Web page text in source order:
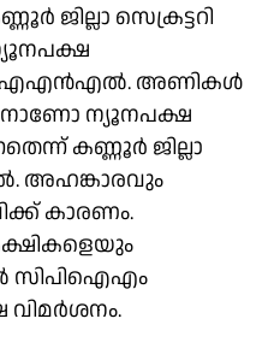
ജില്ലാ സെക്രട്ടറി
ഐഎന്‍എല്‍. അണികള്‍
ന്യൂനപക്ഷ
കണ്ണൂർ ജില്ലാ
അഹങ്കാരവും
കാരണം.
സിപിഐഎം
വിമർശനം.